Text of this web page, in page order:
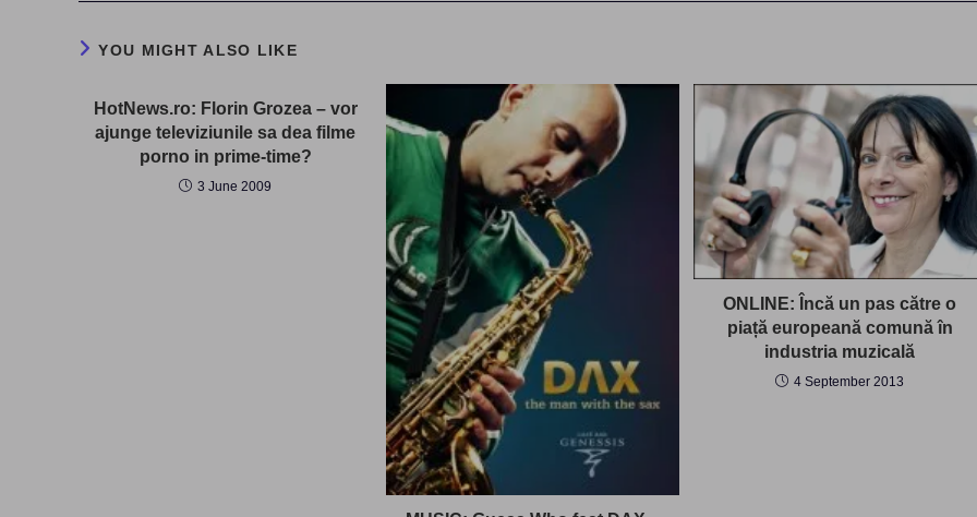
YOU MIGHT ALSO LIKE
HotNews.ro: Florin Grozea – vor
ajunge televiziunile sa dea filme
porno in prime-time?
3 June 2009
ONLINE: Încă un pas către o
piață europeană comună în
industria muzicală
4 September 2013